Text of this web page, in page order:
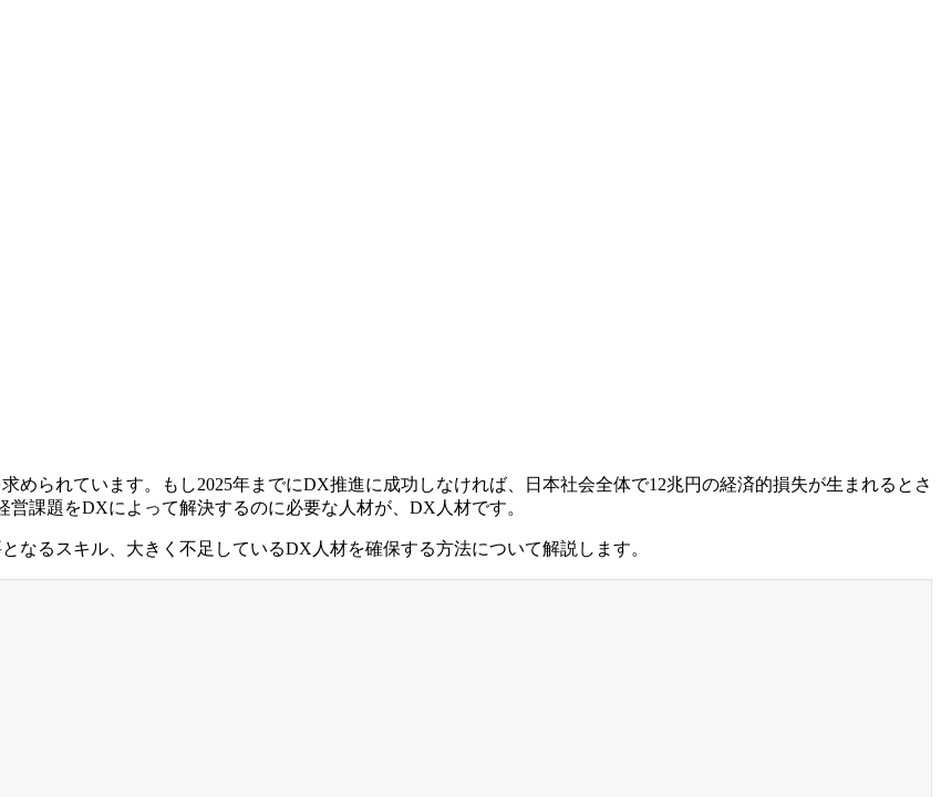
められています。もし2025年までにDX推進に成功しなければ、日本社会全体で12兆円の経済的損失が生まれるとさ
課題をDXによって解決するのに必要な人材が、DX人材です。
なるスキル、大きく不足しているDX人材を確保する方法について解説します。